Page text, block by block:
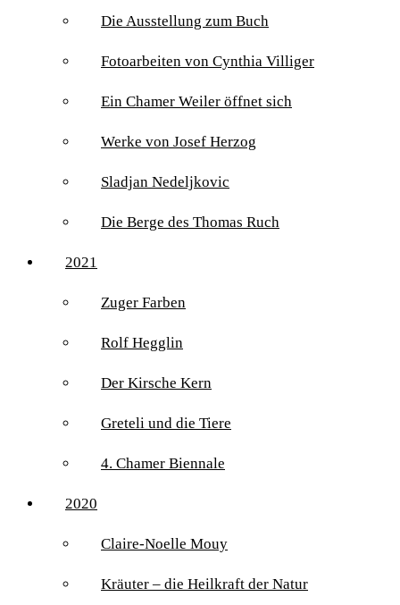
Die Ausstellung zum Buch
Fotoarbeiten von Cynthia Villiger
Ein Chamer Weiler öffnet sich
Werke von Josef Herzog
Sladjan Nedeljkovic
Die Berge des Thomas Ruch
2021
Zuger Farben
Rolf Hegglin
Der Kirsche Kern
Greteli und die Tiere
4. Chamer Biennale
2020
Claire-Noelle Mouy
Kräuter – die Heilkraft der Natur